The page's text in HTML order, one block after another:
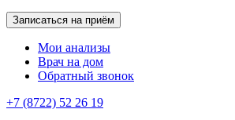
Записаться на приём
Мои анализы
Врач на дом
Обратный звонок
+7 (8722) 52 26 19